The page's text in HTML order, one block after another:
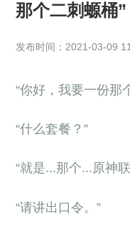
那个二刺螈桶”
发布时间：2021-03-09
“你好，我要一份那
“什么套餐？”
“就是...那个...原神
“请讲出口令。”